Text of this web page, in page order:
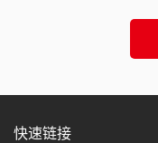
快速链接